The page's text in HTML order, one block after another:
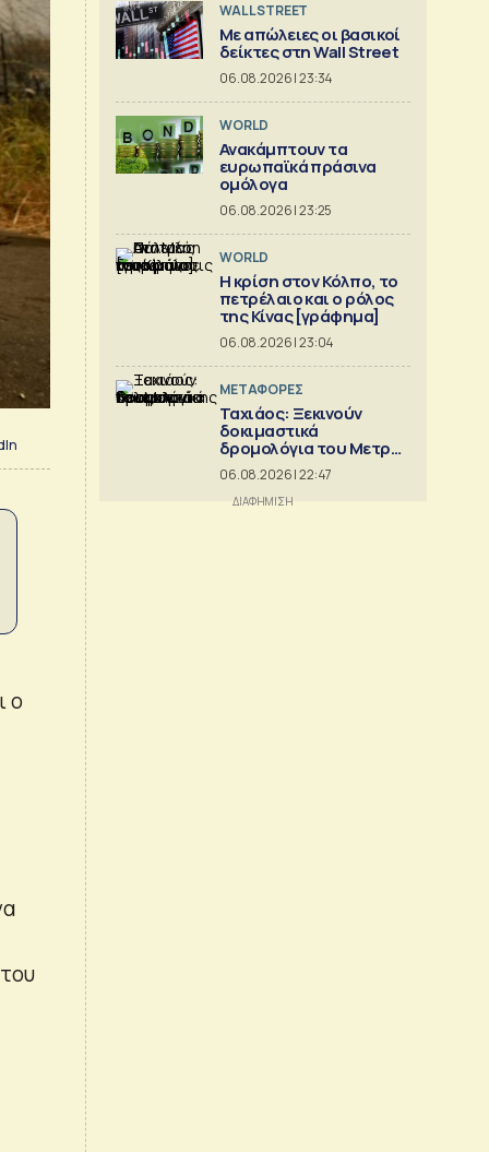
ο
WALL STREET
Με απώλειες οι βασικοί
δείκτες στη Wall Street
06.08.2026 | 23:34
WORLD
Ανακάμπτουν τα
ευρωπαϊκά πράσινα
ομόλογα
06.08.2026 | 23:25
WORLD
Η κρίση στoν Κόλπο, το
πετρέλαιο και ο ρόλος
της Κίνας [γράφημα]
06.08.2026 | 23:04
ΜΕΤΑΦΟΡΕΣ
Ταχιάος: Ξεκινούν
δοκιμαστικά
δρομολόγια του Μετρό
Θεσσαλονίκης προς
Καλαμαριά
06.08.2026 | 22:47